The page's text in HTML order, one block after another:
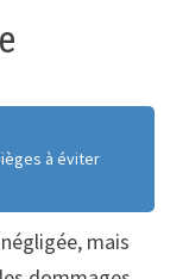
à éviter
mais